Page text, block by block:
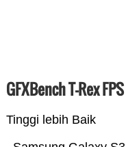
GFXBench T-Rex FPS
Tinggi lebih Baik